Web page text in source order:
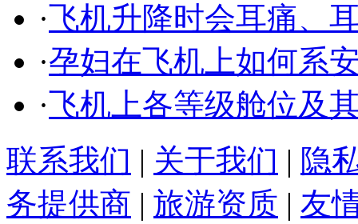
·飞机升降时会耳痛、
·孕妇在飞机上如何系
·飞机上各等级舱位及
联系我们 | 关于我们 | 隐
务提供商 | 旅游资质 | 友